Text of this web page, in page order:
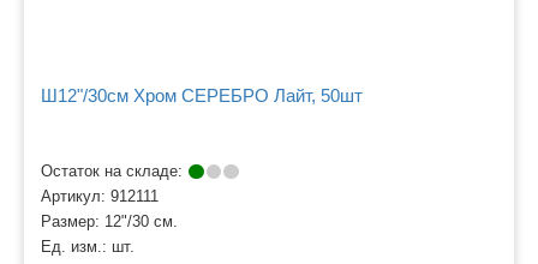
Ш12"/30см Хром СЕРЕБРО Лайт, 50шт
Остаток на складе:
Артикул: 912111
Размер: 12"/30 см.
Ед. изм.: шт.